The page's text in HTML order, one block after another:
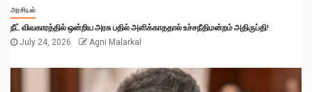
அரசியல்
நீட் விவகாரத்தில் ஒன்றிய அரசு பதில் அளிக்காததால் உச்சநீதிமன்றம் அதிருப்தி!
July 24, 2026
Agni Malarkal